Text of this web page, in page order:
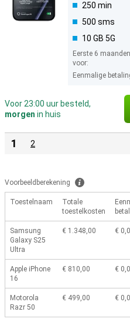
250 min
500 sms
10 GB 5G
Eerste 6
voor:
Eenmalige
Voor 23:00 uur besteld,
morgen in huis
1 2
Voorbeeldberekening
Toestelnaam
Totale
toestelkosten
Samsung
Galaxy S25
Ultra
€ 1.348,00 €
Apple iPhone
16
€ 810,00 €
Motorola
Razr 50
€ 499,00 €